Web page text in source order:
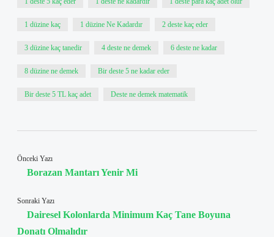
1 düzine kaç 1 düzine Ne Kadardır 2 deste kaç eder
3 düzine kaç tanedir 4 deste ne demek 6 deste ne kadar
8 düzine ne demek Bir deste 5 ne kadar eder
Bir deste 5 TL kaç adet Deste ne demek matematik
Önceki Yazı
Borazan Mantarı Yenir Mi
Sonraki Yazı
Dairesel Kolonlarda Minimum Kaç Tane Boyuna
Donatı Olmalıdır